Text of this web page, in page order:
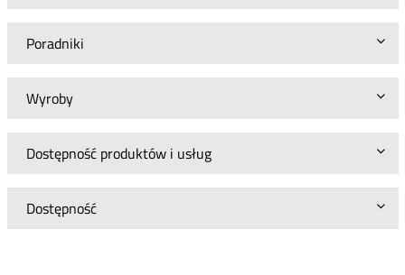
Poradniki
Wyroby
Dostępność produktów i usług
Dostępność